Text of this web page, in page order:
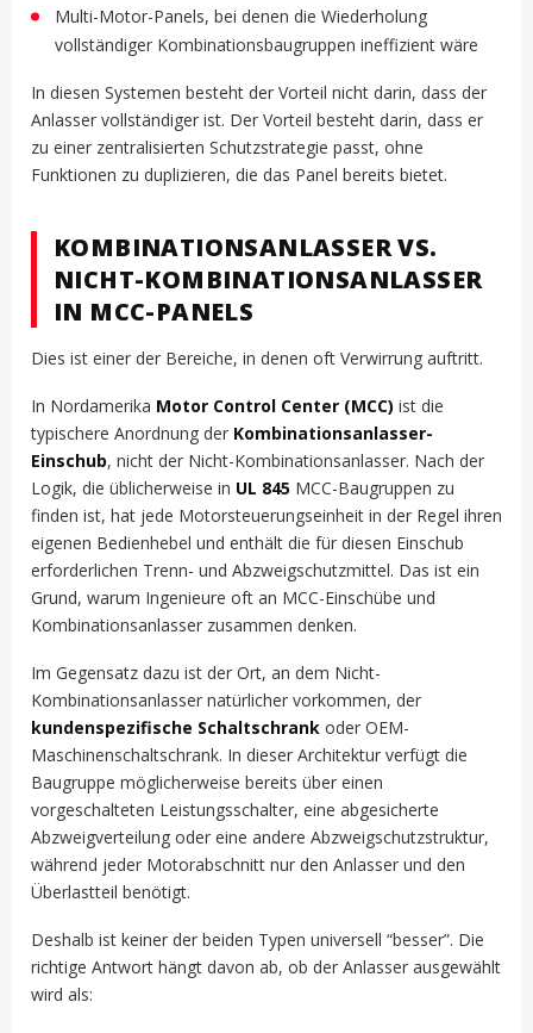
Multi-Motor-Panels, bei denen die Wiederholung
vollständiger Kombinationsbaugruppen ineffizient wäre
In diesen Systemen besteht der Vorteil nicht darin, dass der
Anlasser vollständiger ist. Der Vorteil besteht darin, dass er
zu einer zentralisierten Schutzstrategie passt, ohne
Funktionen zu duplizieren, die das Panel bereits bietet.
KOMBINATIONSANLASSER VS.
NICHT-KOMBINATIONSANLASSER
IN MCC-PANELS
Dies ist einer der Bereiche, in denen oft Verwirrung auftritt.
In Nordamerika Motor Control Center (MCC) ist die
typischere Anordnung der Kombinationsanlasser-
Einschub, nicht der Nicht-Kombinationsanlasser. Nach der
Logik, die üblicherweise in UL 845 MCC-Baugruppen zu
finden ist, hat jede Motorsteuerungseinheit in der Regel ihren
eigenen Bedienhebel und enthält die für diesen Einschub
erforderlichen Trenn- und Abzweigschutzmittel. Das ist ein
Grund, warum Ingenieure oft an MCC-Einschübe und
Kombinationsanlasser zusammen denken.
Im Gegensatz dazu ist der Ort, an dem Nicht-
Kombinationsanlasser natürlicher vorkommen, der
kundenspezifische Schaltschrank oder OEM-
Maschinenschaltschrank. In dieser Architektur verfügt die
Baugruppe möglicherweise bereits über einen
vorgeschalteten Leistungsschalter, eine abgesicherte
Abzweigverteilung oder eine andere Abzweigschutzstruktur,
während jeder Motorabschnitt nur den Anlasser und den
Überlastteil benötigt.
Deshalb ist keiner der beiden Typen universell “besser”. Die
richtige Antwort hängt davon ab, ob der Anlasser ausgewählt
wird als: